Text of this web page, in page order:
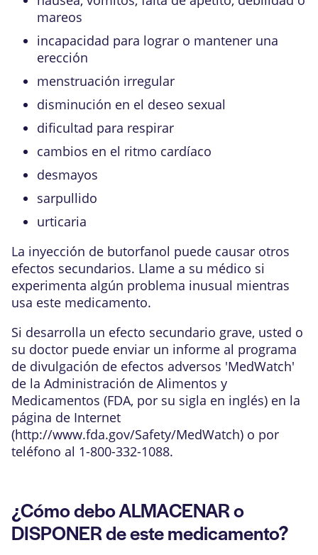
mareos
incapacidad para lograr o mantener una
erección
menstruación irregular
disminución en el deseo sexual
dificultad para respirar
cambios en el ritmo cardíaco
desmayos
sarpullido
urticaria
La inyección de butorfanol puede causar otros
efectos secundarios. Llame a su médico si
experimenta algún problema inusual mientras
usa este medicamento.
Si desarrolla un efecto secundario grave, usted o
su doctor puede enviar un informe al programa
de divulgación de efectos adversos 'MedWatch'
de la Administración de Alimentos y
Medicamentos (FDA, por su sigla en inglés) en la
página de Internet
(http://www.fda.gov/Safety/MedWatch) o por
teléfono al 1-800-332-1088.
¿Cómo debo ALMACENAR o
DISPONER de este medicamento?